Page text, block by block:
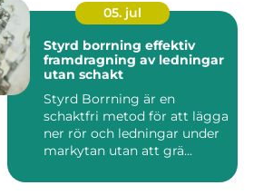
05. jul
Styrd borrning effektiv
framdragning av ledningar
utan schakt
Styrd Borrning är en
schaktfri metod för att lägga
ner rör och ledningar under
markytan utan att grä...